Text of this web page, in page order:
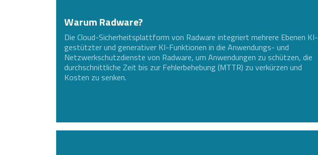
Warum Radware?
Die Cloud-Sicherheitsplattform von Radware integriert mehrere Ebenen KI-
gestützter und generativer KI-Funktionen in die Anwendungs- und
Netzwerkschutzdienste von Radware, um Anwendungen zu schützen, die
durchschnittliche Zeit bis zur Fehlerbehebung (MTTR) zu verkürzen und
Kosten zu senken.